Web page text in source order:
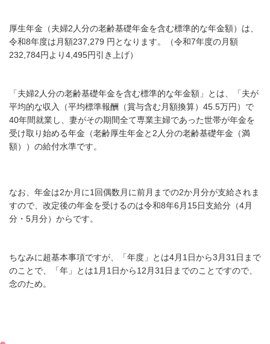
厚生年金（夫婦2人分の老齢基礎年金を含む標準的な年金額）は、
令和8年度は月額237,279 円となります。（令和7年度の月額
232,784円より4,495円引き上げ）
「夫婦2人分の老齢基礎年金を含む標準的な年金額」とは、「夫が
平均的な収入（平均標準報酬（賞与含む月額換算）45.5万円）で
40年間就業し、妻がその期間全て専業主婦であった世帯が年金を
受け取り始める年金（老齢厚生年金と2人分の老齢基礎年金（満
額））の給付水準です。
なお、年金は2か月に1回偶数月に前月までの2か月分が支給されま
すので、改定後の年金を受けるのは令和8年6月15日支給分（4月
分・5月分）からです。
ちなみに超基本事項ですが、
「年度」とは4月1日から3月31日まで
のことで、
「年」とは1月1日から12月31日までのことですので、
念のため。